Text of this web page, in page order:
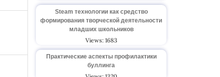
Steam технологии как средство
формирования творческой деятельности
младших школьников
Views: 1683
Практические аспекты профилактики
буллинга